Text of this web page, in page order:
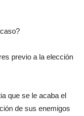
previo a la elección
que se le acaba el
de sus enemigos